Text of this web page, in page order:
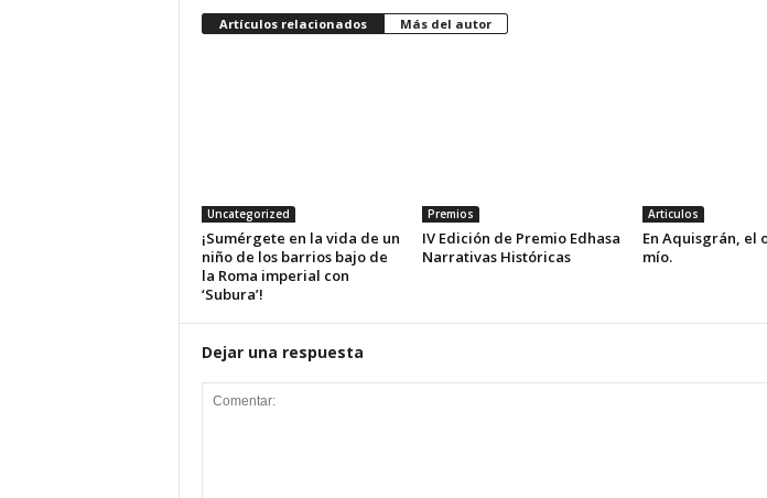
Artículos relacionados Más del autor
Uncategorized
¡Sumérgete en la vida de un
niño de los barrios bajo de
la Roma imperial con
‘Subura’!
Premios
IV Edición de Premio Edhasa
Narrativas Históricas
Articulos
En Aquisgrán, el
mío.
Dejar una respuesta